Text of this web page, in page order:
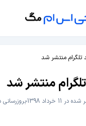
تلگرام منتشر شد
منتشر شد
11 خرداد 1398
بروزرسانی در 25 مرداد